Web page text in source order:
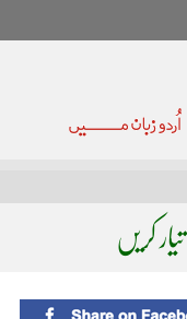
کریں